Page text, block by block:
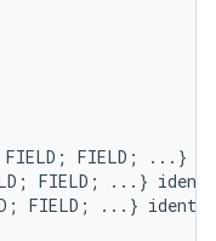
FIELD ; FIELD ; ... }
; FIELD ; ... }
; FIELD ; ... }